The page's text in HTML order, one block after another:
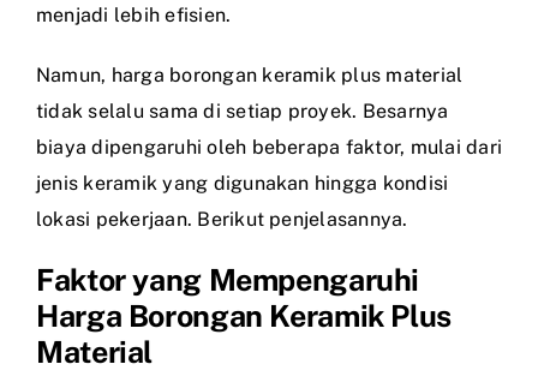
menjadi lebih efisien.
Namun, harga borongan keramik plus material
tidak selalu sama di setiap proyek. Besarnya
biaya dipengaruhi oleh beberapa faktor, mulai dari
jenis keramik yang digunakan hingga kondisi
lokasi pekerjaan. Berikut penjelasannya.
Faktor yang Mempengaruhi
Harga Borongan Keramik Plus
Material